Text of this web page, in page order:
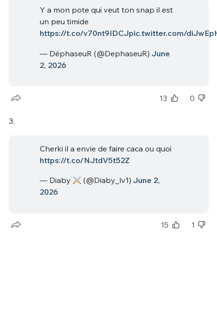
Y a mon pote qui veut ton snap il est
un peu timide
https://t.co/v70nt9IDCJpic.twitter.com/
— DéphaseuR (@DephaseuR) June
2, 2026
13 0
3.
Cherki il a envie de faire caca ou quoi
https://t.co/NJtdV5t52Z
— Diaby (@Diaby_lv1) June 2,
2026
15 1